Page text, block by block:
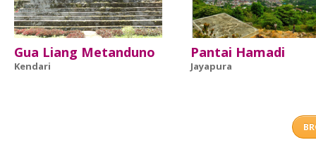
Gua Liang Metanduno
Kendari
Pantai Hamadi
Jayapura